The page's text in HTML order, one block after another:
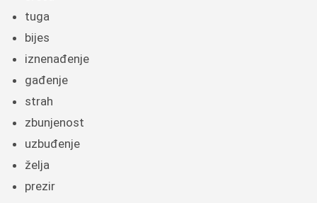
tuga
bijes
iznenađenje
gađenje
strah
zbunjenost
uzbuđenje
želja
prezir